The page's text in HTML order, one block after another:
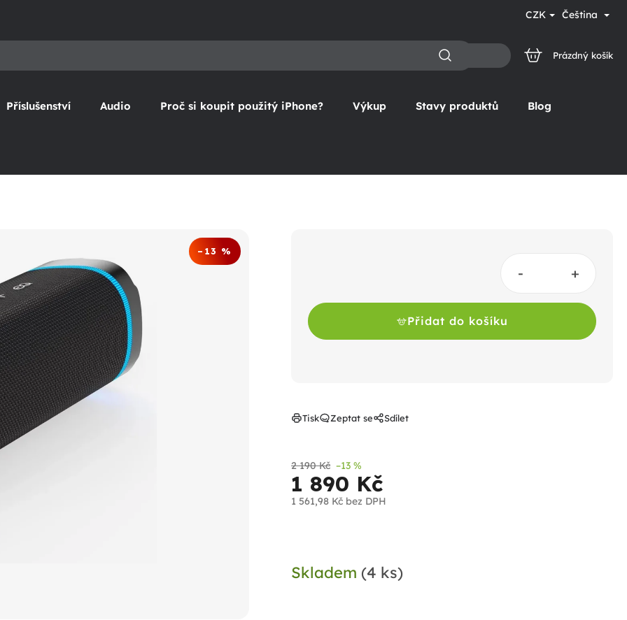
CZK Čeština
NÁKUPNÍ
Prázdný košík
Příslušenství Audio Proč si koupit použitý iPhone? Výkup Stavy produktů Blog
–13 %
2 190 Kč –13 %
1 890 Kč
1 561,98 Kč bez DPH
Skladem (4 ks)
Přidat do košíku
Tisk Zeptat se Sdílet